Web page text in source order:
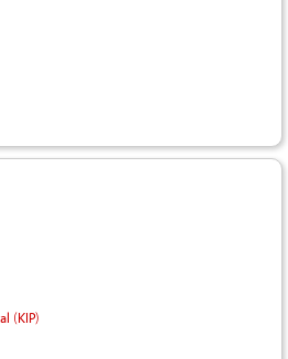
(KIP)